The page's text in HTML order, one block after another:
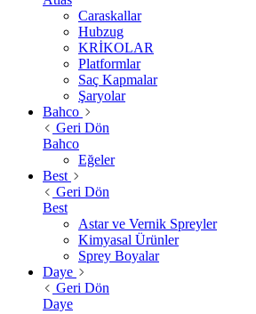
Caraskallar
Hubzug
KRİKOLAR
Platformlar
Saç Kapmalar
Şaryolar
Bahco
Geri Dön
Bahco
Eğeler
Best
Geri Dön
Best
Astar ve Vernik Spreyler
Kimyasal Ürünler
Sprey Boyalar
Daye
Geri Dön
Daye